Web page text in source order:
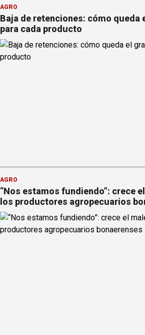
AGRO
Baja de retenciones: cómo queda
para cada producto
AGRO
“Nos estamos fundiendo”: crece
los productores agropecuarios